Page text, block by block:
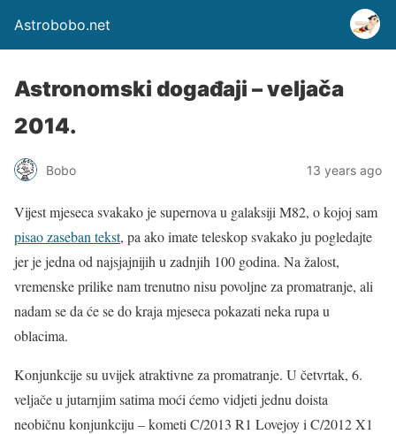
Astrobobo.net
Astronomski događaji – veljača
2014.
Bobo 13 years ago
Vijest mjeseca svakako je supernova u galaksiji M82, o kojoj sam
pisao zaseban tekst, pa ako imate teleskop svakako ju pogledajte
jer je jedna od najsjajnijih u zadnjih 100 godina. Na žalost,
vremenske prilike nam trenutno nisu povoljne za promatranje, ali
nadam se da će se do kraja mjeseca pokazati neka rupa u
oblacima.
Konjunkcije su uvijek atraktivne za promatranje. U četvrtak, 6.
veljače u jutarnjim satima moći ćemo vidjeti jednu doista
neobičnu konjunkciju – kometi C/2013 R1 Lovejoy i C/2012 X1